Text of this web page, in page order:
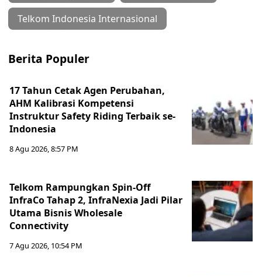
Telkom Indonesia Internasional
Berita Populer
17 Tahun Cetak Agen Perubahan,
AHM Kalibrasi Kompetensi
Instruktur Safety Riding Terbaik se-
Indonesia
8 Agu 2026, 8:57 PM
Telkom Rampungkan Spin-Off
InfraCo Tahap 2, InfraNexia Jadi Pilar
Utama Bisnis Wholesale
Connectivity
7 Agu 2026, 10:54 PM